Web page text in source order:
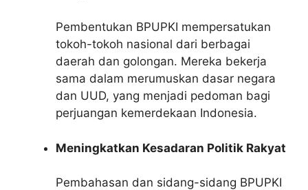
Pembentukan BPUPKI mempersatukan
tokoh-tokoh nasional dari berbagai
daerah dan golongan. Mereka bekerja
sama dalam merumuskan dasar negara
dan UUD, yang menjadi pedoman bagi
perjuangan kemerdekaan Indonesia.
Meningkatkan Kesadaran Politik Rakyat
Pembahasan dan sidang-sidang BPUPKI